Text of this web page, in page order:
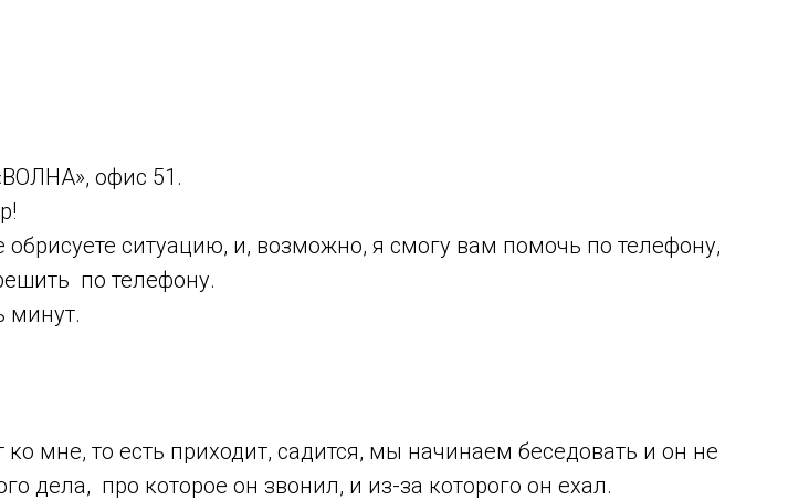
офис 51.
ситуацию, и, возможно, я смогу вам помочь по телефону,
по телефону.
минут.
мне, то есть приходит, садится, мы начинаем беседовать и он не
дела, про которое он звонил, и из-за которого он ехал.